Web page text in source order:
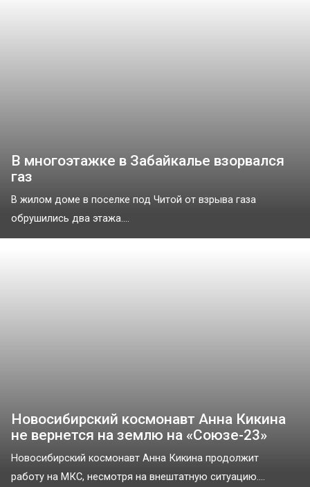
В многоэтажке в Забайкалье взорвался
газ
В жилом доме в поселке под Читой от взрыва газа
обрушились два этажа....
Новосибирский космонавт Анна Кикина
не вернется на землю на «Союзе-23»
Новосибирский космонавт Анна Кикина продолжит
работу на МКС, несмотря на внештатную ситуацию....